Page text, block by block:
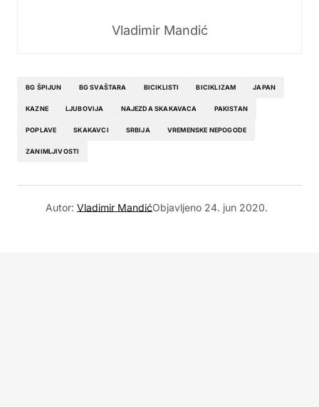
Vladimir Mandić
BG ŠPIJUN BG SVAŠTARA BICIKLISTI BICIKLIZAM JAPAN
KAZNE LJUBOVIJA NAJEZDA SKAKAVACA PAKISTAN
POPLAVE SKAKAVCI SRBIJA VREMENSKE NEPOGODE
ZANIMLJIVOSTI
Autor: Vladimir MandićObjavljeno 24. jun 2020.